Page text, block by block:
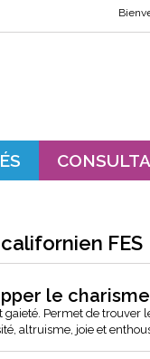
FES
le charisme
Permet de trouver
altruisme, joie et